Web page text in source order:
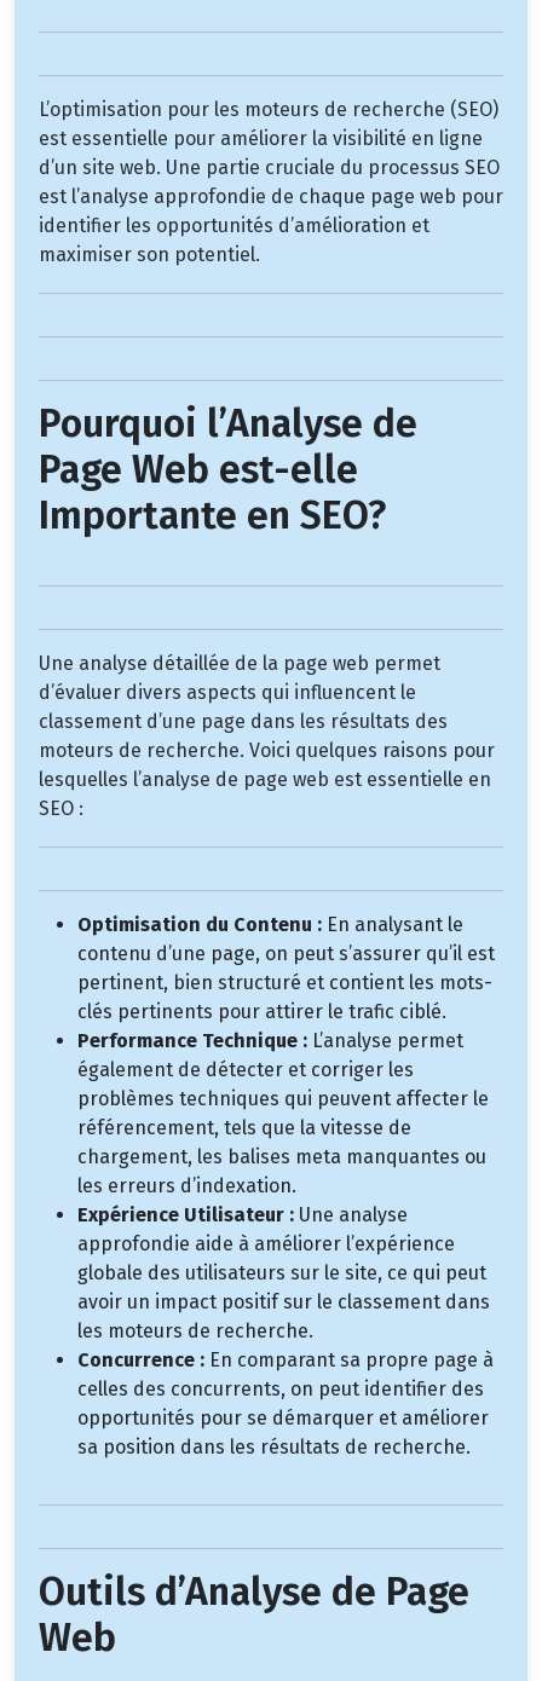
L’optimisation pour les moteurs de recherche (SEO)
est essentielle pour améliorer la visibilité en ligne
d’un site web. Une partie cruciale du processus SEO
est l’analyse approfondie de chaque page web pour
identifier les opportunités d’amélioration et
maximiser son potentiel.
Pourquoi l’Analyse de
Page Web est-elle
Importante en SEO?
Une analyse détaillée de la page web permet
d’évaluer divers aspects qui influencent le
classement d’une page dans les résultats des
moteurs de recherche. Voici quelques raisons pour
lesquelles l’analyse de page web est essentielle en
SEO :
Optimisation du Contenu : En analysant le
contenu d’une page, on peut s’assurer qu’il est
pertinent, bien structuré et contient les mots-
clés pertinents pour attirer le trafic ciblé.
Performance Technique : L’analyse permet
également de détecter et corriger les
problèmes techniques qui peuvent affecter le
référencement, tels que la vitesse de
chargement, les balises meta manquantes ou
les erreurs d’indexation.
Expérience Utilisateur : Une analyse
approfondie aide à améliorer l’expérience
globale des utilisateurs sur le site, ce qui peut
avoir un impact positif sur le classement dans
les moteurs de recherche.
Concurrence : En comparant sa propre page à
celles des concurrents, on peut identifier des
opportunités pour se démarquer et améliorer
sa position dans les résultats de recherche.
Outils d’Analyse de Page
Web